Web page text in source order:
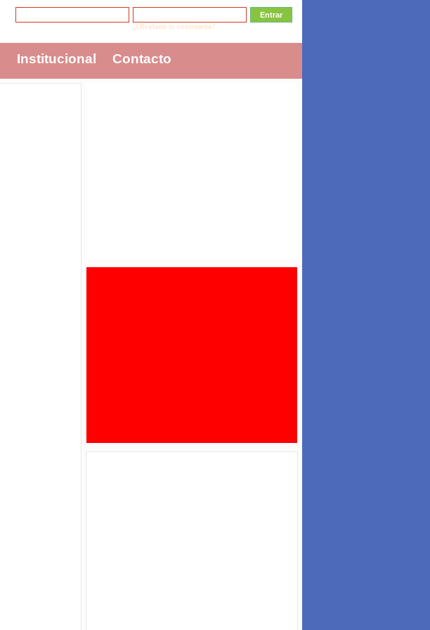
¿Olvidaste tu contraseña?
Institucional Contacto